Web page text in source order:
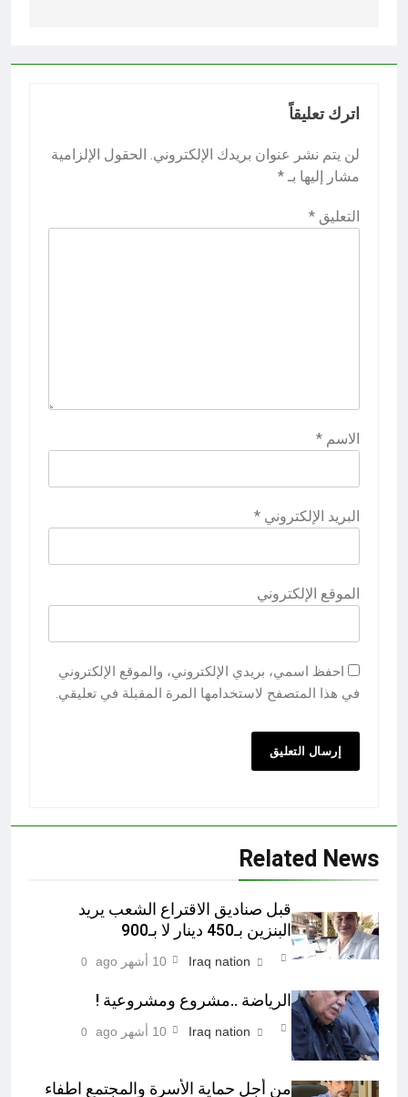
اترك تعليقاً
لن يتم نشر عنوان بريدك الإلكتروني. الحقول الإلزامية
مشار إليها بـ *
التعليق *
الاسم *
البريد الإلكتروني *
الموقع الإلكتروني
احفظ اسمي، بريدي الإلكتروني، والموقع الإلكتروني
في هذا المتصفح لاستخدامها المرة المقبلة في تعليقي.
Related News
قبل صناديق الاقتراع الشعب يريد
البنزين بـ450 دينار لا بـ900
Iraq nation 10 أشهر ago 0
الرياضة ..مشروع ومشروعية !
Iraq nation 10 أشهر ago 0
من أجل حماية الأسرة والمجتمع اطفاء